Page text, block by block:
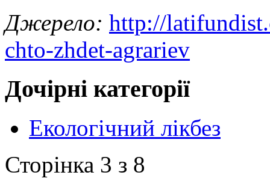
Джерело: http://
chto-zhdet-agrariev
Дочірні категорії
Екологічний лікбез
Сторінка 3 з 8